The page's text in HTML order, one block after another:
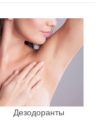
Дезодоранты